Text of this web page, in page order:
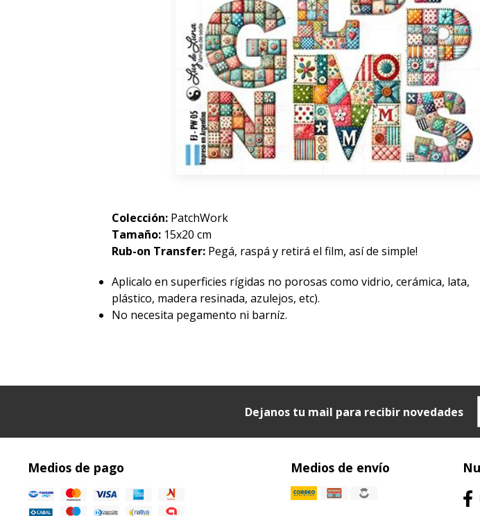
Colección: PatchWork
Tamaño: 15x20 cm
Rub-on Transfer: Pegá, raspá y retirá el film, así de simple!
Aplicalo en superficies rígidas no porosas como vidrio, cerámica, lata,
plástico, madera resinada, azulejos, etc).
No necesita pegamento ni barníz.
Dejanos tu mail para recibir novedades
Medios de pago Medios de envío